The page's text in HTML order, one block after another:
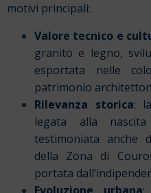
motivi principali:
Valore tecnico e
granito e legno,
esportata nelle
patrimonio
Rilevanza storica:
legata alla
testimoniata anche
della Zona di
portata